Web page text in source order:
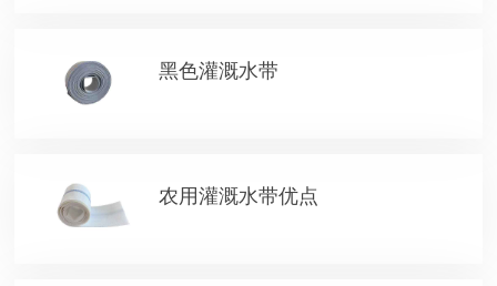
黑色灌溉水带
农用灌溉水带优点